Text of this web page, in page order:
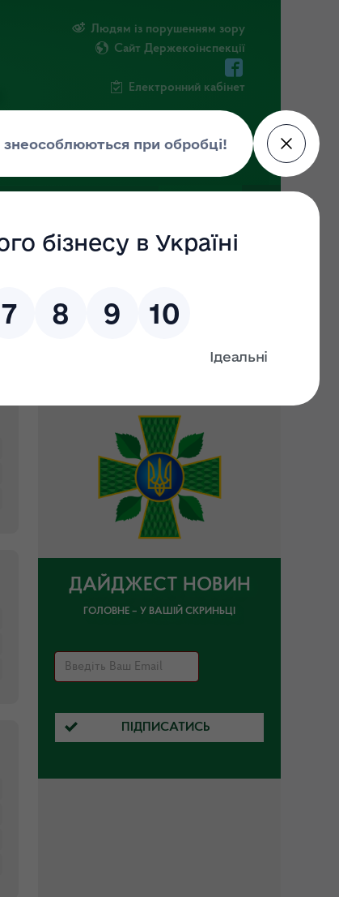
Людям із порушенням зору
Сайт Держекоінспекції
Електронний кабінет
ДАЙДЖЕСТ НОВИН
ГОЛОВНЕ – У ВАШІЙ СКРИНЬЦІ
ПІДПИСАТИСЬ